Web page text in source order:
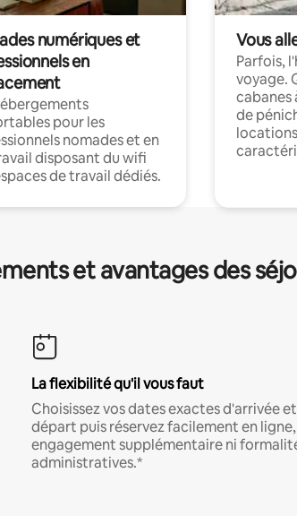
numériques et
en
pour les
nomades et en
disposant du wifi
de travail dédiés.
Vous
Parfois,
voyage.
cabanes
de
et avantages des
La flexibilité qu'il vous faut
Choisissez vos dates exactes d'arrivée
départ puis réservez facilement en ligne,
engagement supplémentaire ni
administratives.*